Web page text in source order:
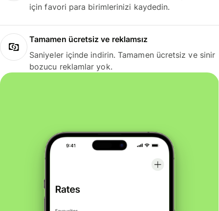
için favori para birimlerinizi kaydedin.
Tamamen ücretsiz ve reklamsız
Saniyeler içinde indirin. Tamamen ücretsiz ve sinir
bozucu reklamlar yok.